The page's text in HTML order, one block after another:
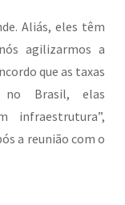
Aliás, eles têm
agilizarmos a
que as taxas
Brasil, elas
infraestrutura”,
a reunião com o